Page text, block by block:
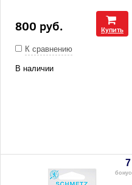
800 руб. Купить
К сравнению
В наличии
7